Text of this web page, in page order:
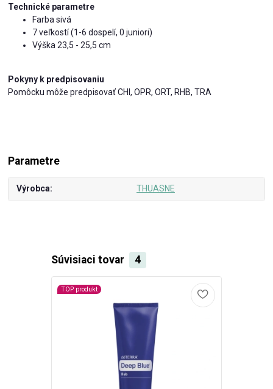
Technické parametre
Farba sivá
7 veľkostí (1-6 dospelí, 0 juniori)
Výška 23,5 - 25,5 cm
Pokyny k predpisovaniu
Pomôcku môže predpisovať CHI, OPR, ORT, RHB, TRA
Parametre
Výrobca THUASNE
Súvisiaci tovar 4
TOP produkt